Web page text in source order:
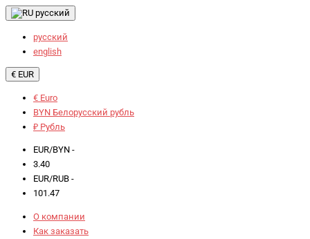
русский
русский
english
€ EUR
€ Euro
BYN Белорусский рубль
₽ Рубль
EUR/BYN -
3.40
EUR/RUB -
101.47
О компании
Как заказать